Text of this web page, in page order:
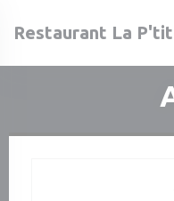
Restaurant La